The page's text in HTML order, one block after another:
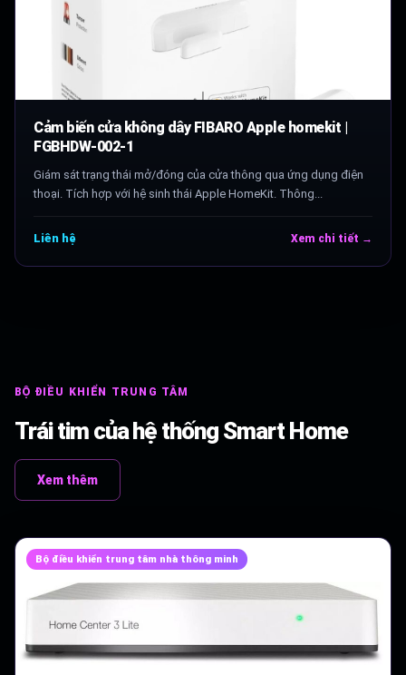
Cảm biến cửa không dây FIBARO Apple homekit |
FGBHDW-002-1
Giám sát trạng thái mở/đóng của cửa thông qua ứng dụng điện
thoại. Tích hợp với hệ sinh thái Apple HomeKit. Thông...
Liên hệ Xem chi tiết →
BỘ ĐIỀU KHIỂN TRUNG TÂM
Trái tim của hệ thống Smart Home
Xem thêm
Bộ điều khiển trung tâm nhà thông minh